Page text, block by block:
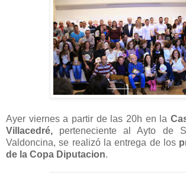
Ayer viernes a partir de las 20h en la
Villacedré, perteneciente al Ayto de
Valdoncina, se realizó la entrega de los
de la Copa Diputacion.